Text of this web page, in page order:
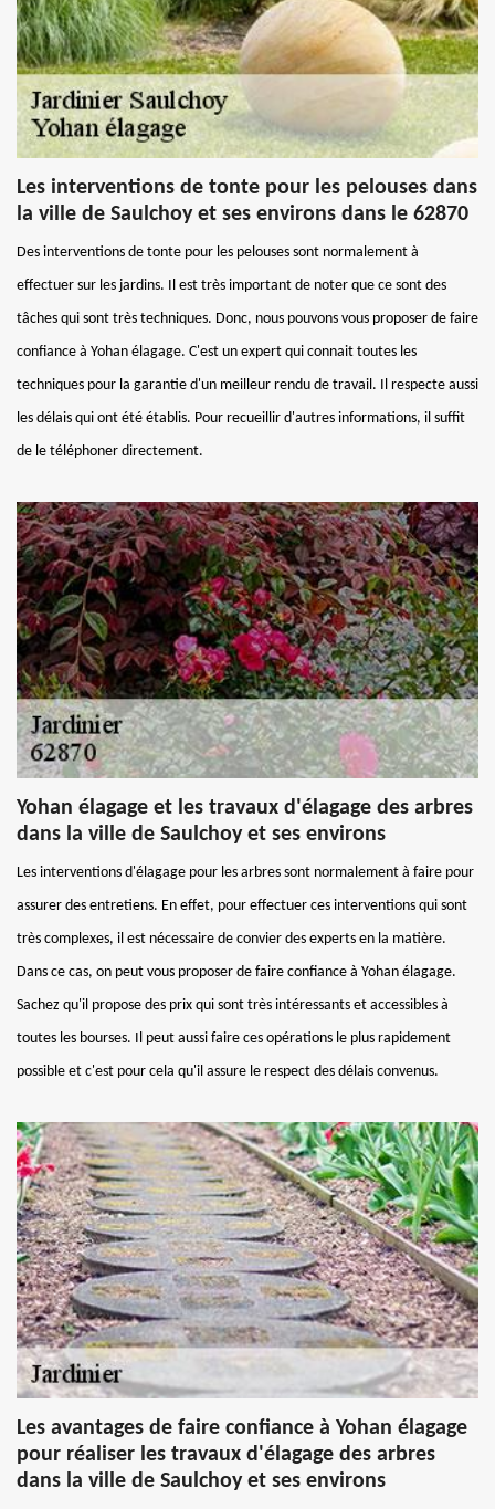
Les interventions de tonte pour les pelouses dans
la ville de Saulchoy et ses environs dans le 62870
Des interventions de tonte pour les pelouses sont normalement à
effectuer sur les jardins. Il est très important de noter que ce sont des
tâches qui sont très techniques. Donc, nous pouvons vous proposer de faire
confiance à Yohan élagage. C'est un expert qui connait toutes les
techniques pour la garantie d'un meilleur rendu de travail. Il respecte aussi
les délais qui ont été établis. Pour recueillir d'autres informations, il suffit
de le téléphoner directement.
Yohan élagage et les travaux d'élagage des arbres
dans la ville de Saulchoy et ses environs
Les interventions d'élagage pour les arbres sont normalement à faire pour
assurer des entretiens. En effet, pour effectuer ces interventions qui sont
très complexes, il est nécessaire de convier des experts en la matière.
Dans ce cas, on peut vous proposer de faire confiance à Yohan élagage.
Sachez qu'il propose des prix qui sont très intéressants et accessibles à
toutes les bourses. Il peut aussi faire ces opérations le plus rapidement
possible et c'est pour cela qu'il assure le respect des délais convenus.
Les avantages de faire confiance à Yohan élagage
pour réaliser les travaux d'élagage des arbres
dans la ville de Saulchoy et ses environs